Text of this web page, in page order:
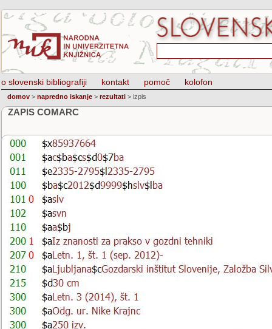
o slovenski bibliografiji kontakt pomoč kolofon
domov > napredno iskanje > rezultati > izpis
ZAPIS COMARC